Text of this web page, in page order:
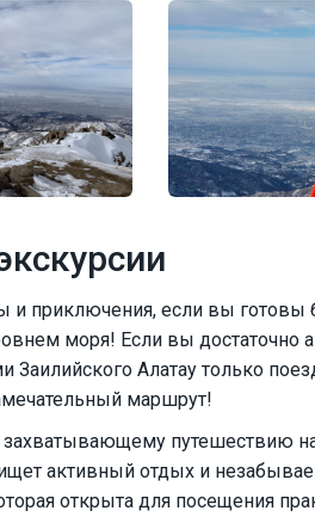
и приключения, если вы готовы
моря! Если вы достаточно
Заилийского Алатау только
маршрут!
захватывающему путешествию
активный отдых и
открыта для посещения